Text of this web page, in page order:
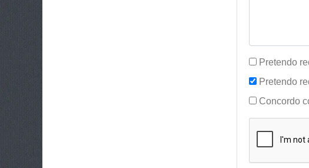
Pretendo
Pretendo
Concordo